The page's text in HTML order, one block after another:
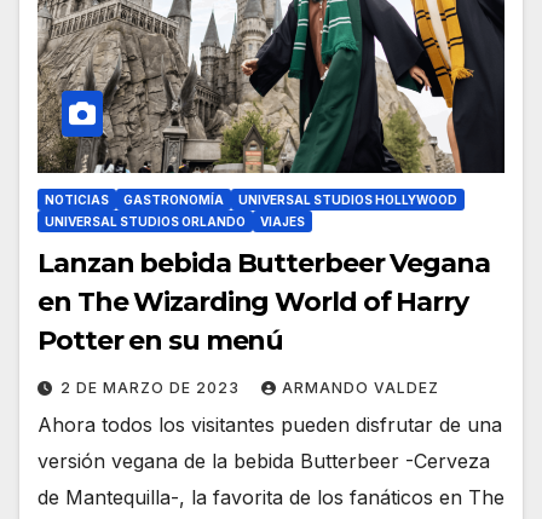
NOTICIAS GASTRONOMÍA
UNIVERSAL STUDIOS HOLLYWOOD
UNIVERSAL STUDIOS ORLANDO
VIAJES
Lanzan bebida Butterbeer Vegana
en The Wizarding World of Harry
Potter en su menú
2 DE MARZO DE 2023 ARMANDO VALDEZ
Ahora todos los visitantes pueden disfrutar de una
versión vegana de la bebida Butterbeer -Cerveza
de Mantequilla-, la favorita de los fanáticos en The